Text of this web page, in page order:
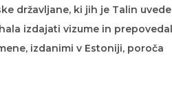
državljane, ki jih je Talin
izdajati vizume in
izdanimi v Estoniji, poroča